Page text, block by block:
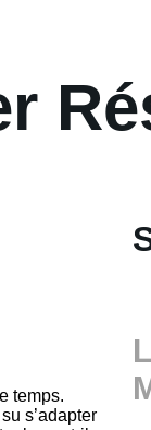
temps.
s’adapter